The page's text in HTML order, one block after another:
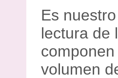
Es
lectura de
volumen